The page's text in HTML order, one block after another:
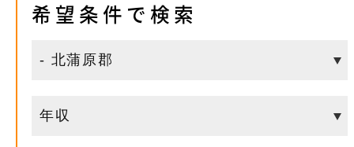
希望条件で検索